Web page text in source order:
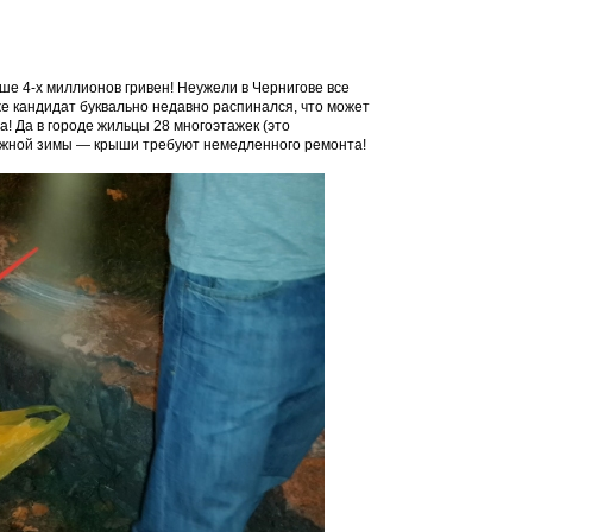
4-х миллионов гривен! Неужели в Чернигове все
кандидат буквально недавно распинался, что может
Да в городе жильцы 28 многоэтажек (это
зимы — крыши требуют немедленного ремонта!